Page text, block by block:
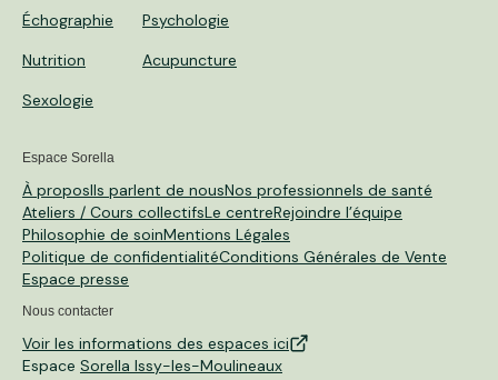
Échographie
Psychologie
Nutrition
Acupuncture
Sexologie
Espace Sorella
À proposIls parlent de nousNos professionnels de santé
Ateliers / Cours collectifsLe centreRejoindre l’équipe
Philosophie de soinMentions Légales
Politique de confidentialitéConditions Générales de Vente
Espace presse
Nous contacter
Voir les informations des espaces ici
Espace Sorella Issy-les-Moulineaux